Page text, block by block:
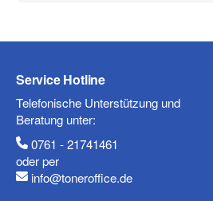
Service Hotline
Telefonische Unterstützung und
Beratung unter:
0761 - 21741461
oder per
info@toneroffice.de